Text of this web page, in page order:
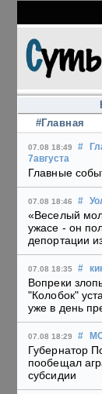
#Главная
07.08 18:49 #
7августа
Главные
07.08 18:46 #
«Веселый
ужасе - он
депортации
07.08 18:35 #
Вопреки
"Колобок"
уже в день
07.08 18:29 #
Губернатор
пообещал
субсидии